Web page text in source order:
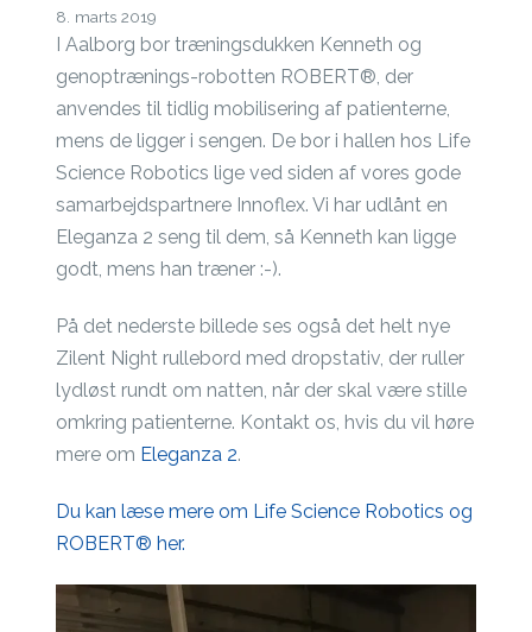
8. marts 2019
I Aalborg bor træningsdukken Kenneth og
genoptrænings-robotten ROBERT®, der
anvendes til tidlig mobilisering af patienterne,
mens de ligger i sengen. De bor i hallen hos Life
Science Robotics lige ved siden af vores gode
samarbejdspartnere Innoflex. Vi har udlånt en
Eleganza 2 seng til dem, så Kenneth kan ligge
godt, mens han træner :-).
På det nederste billede ses også det helt nye
Zilent Night rullebord med dropstativ, der ruller
lydløst rundt om natten, når der skal være stille
omkring patienterne. Kontakt os, hvis du vil høre
mere om Eleganza 2.
Du kan læse mere om Life Science Robotics og
ROBERT® her.